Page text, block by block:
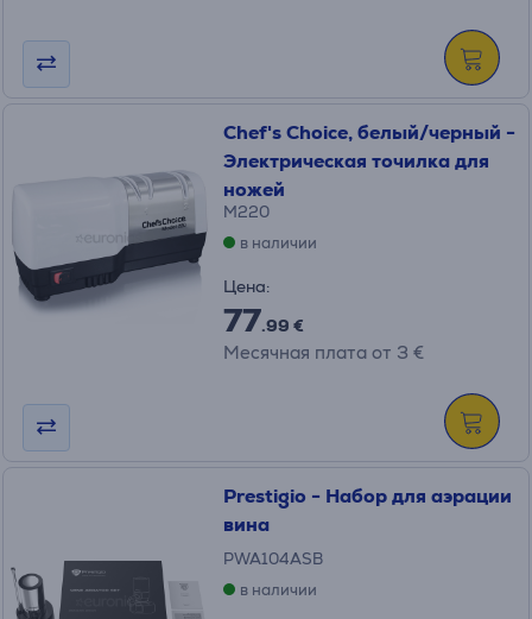
Chef's Choice, белый/черный -
Электрическая точилка для
ножей
M220
в наличии
Цена:
77.99 €
Месячная плата от 3 €
Prestigio - Набор для аэрации
вина
PWA104ASB
в наличии